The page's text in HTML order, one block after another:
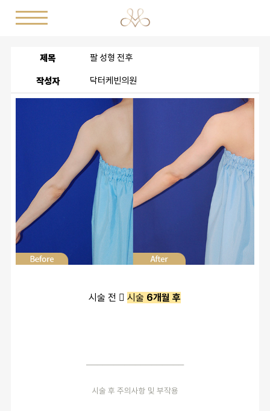
제목 팔 성형 전후
작성자 닥터케빈의원
시술 전 시술 6개월 후
──────────────────
시술 후 주의사항 및 부작용